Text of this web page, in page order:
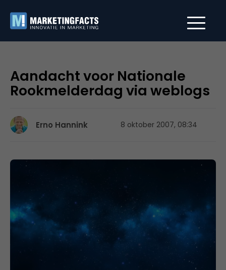
Aandacht voor Nationale
Rookmelderdag via weblogs
Erno Hannink 8 oktober 2007, 08:34